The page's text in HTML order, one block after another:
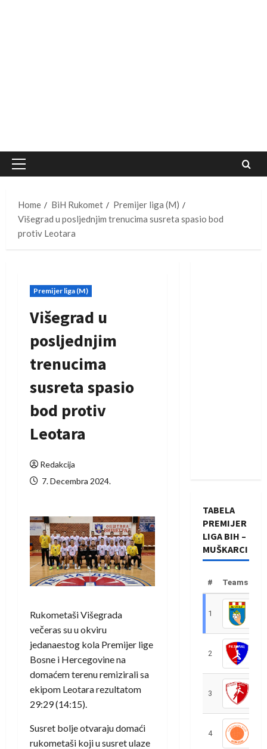
Primary
Home
BiH Rukomet
Premijer liga (M)
Višegrad u posljednjim trenucima susreta spasio bod
protiv Leotara
Premijer liga (M)
Višegrad u
posljednjim
trenucima
susreta spasio
bod protiv
Leotara
Redakcija
7. Decembra 2024.
Rukometaši Višegrada
večeras su u okviru
jedanaestog kola Premijer lige
Bosne i Hercegovine na
domaćem terenu remizirali sa
ekipom Leotara rezultatom
29:29 (14:15).
Susret bolje otvaraju domaći
rukometaši koji u susret ulaze
TABELA
PREMIJER
LIGA BIH –
MUŠKARCI
# Teams
1
2
3
4